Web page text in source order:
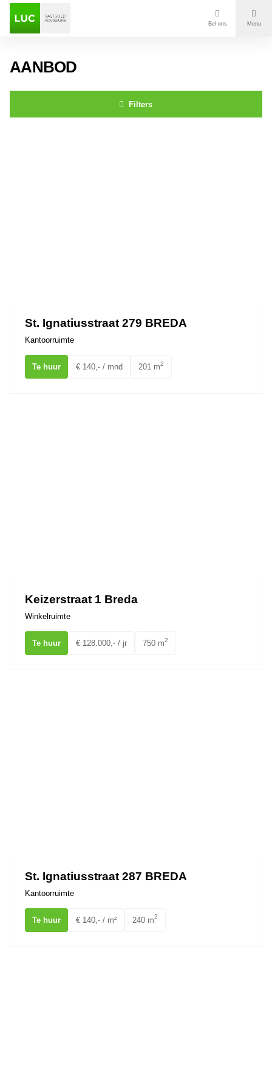
Bel ons Menu
AANBOD
Filters
St. Ignatiusstraat 279 BREDA
Kantoorruimte
Te huur € 140,- / mnd 201 m2
Keizerstraat 1 Breda
Winkelruimte
Te huur € 128.000,- / jr 750 m2
St. Ignatiusstraat 287 BREDA
Kantoorruimte
Te huur € 140,- / m² 240 m2